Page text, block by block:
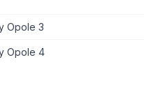
Opole 3
Opole 4